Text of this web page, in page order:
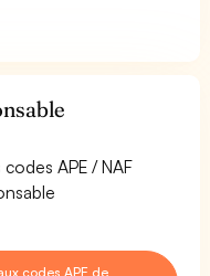
APE / NAF
codes APE de